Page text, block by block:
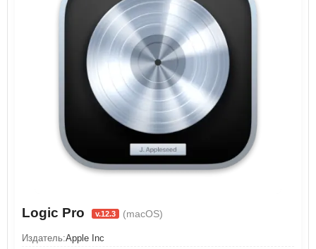
Logic Pro v.12.3 (macOS)
Издатель:Apple Inc